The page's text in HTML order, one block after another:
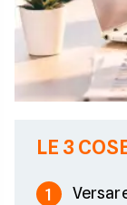
LE 3
1